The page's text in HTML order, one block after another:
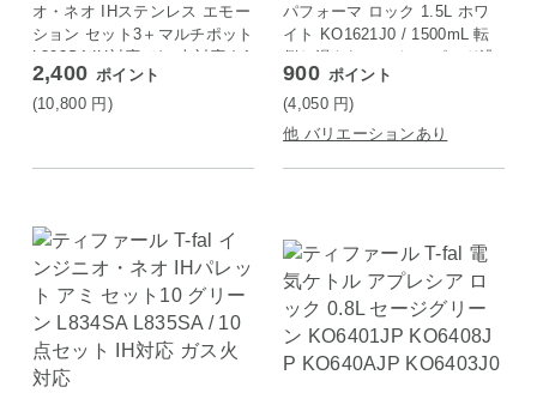
オ・ネオ IHステンレス エモー
ション セット3＋マルチポット
L893S4 IH対応 ガス火対応 / 4
点セット
2,400 ポイント
(10,800 円)
パフォーマ ロック 1.5L ホワ
イト KO1621J0 / 1500mL 転
倒お湯もれロック スピード沸
騰 空だき防止 自動電源オフ
900 ポイント
(4,050 円)
他 バリエーションあり